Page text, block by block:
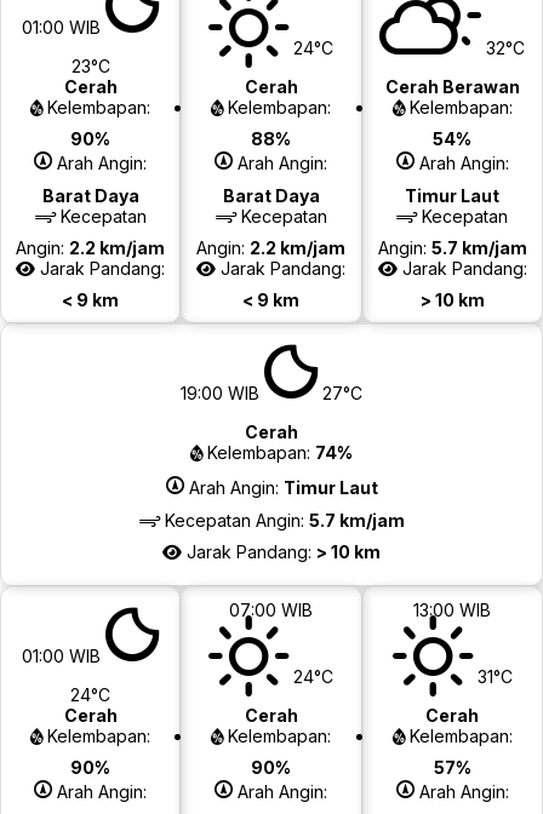
01:00 WIB
23°C
Cerah
Kelembapan:
90%
Arah Angin:
Barat Daya
Kecepatan
Angin: 2.2 km/jam
Jarak Pandang:
< 9 km
24°C
Cerah
Kelembapan:
88%
Arah Angin:
Barat Daya
Kecepatan
Angin: 2.2 km/jam
Jarak Pandang:
< 9 km
32°C
Cerah Berawan
Kelembapan:
54%
Arah Angin:
Timur Laut
Kecepatan
Angin: 5.7 km/jam
Jarak Pandang:
> 10 km
19:00 WIB
27°C
Cerah
Kelembapan: 74%
Arah Angin: Timur Laut
Kecepatan Angin: 5.7 km/jam
Jarak Pandang: > 10 km
01:00 WIB
24°C
Cerah
Kelembapan:
90%
Arah Angin:
07:00 WIB
24°C
Cerah
Kelembapan:
90%
Arah Angin:
13:00 WIB
31°C
Cerah
Kelembapan:
57%
Arah Angin: